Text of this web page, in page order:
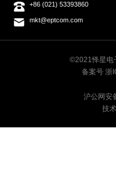
+86 (021) 53393860
mkt@eptcom.com
©2021怿星电
备案号 浙
沪公网安
技